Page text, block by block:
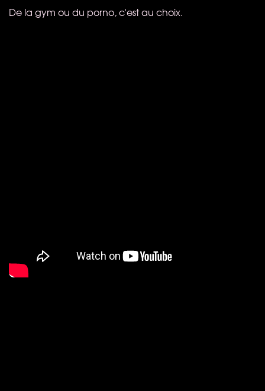
De la gym ou du porno, c'est au choix.